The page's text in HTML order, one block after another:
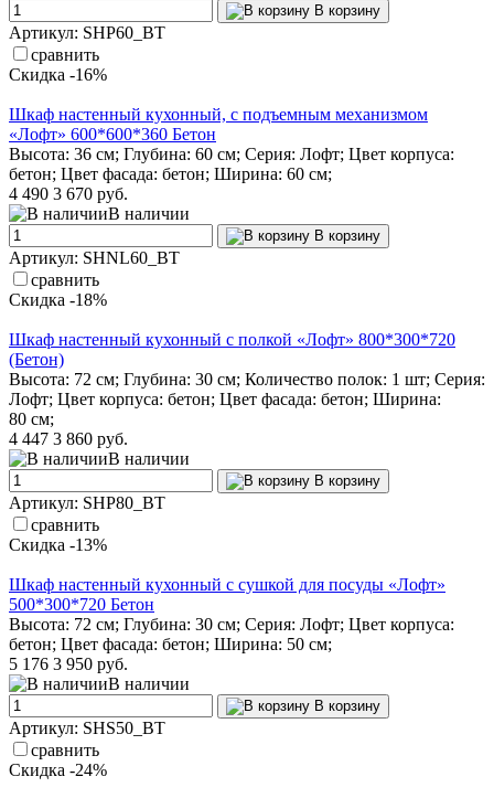
В корзину
Артикул: SHP60_BT
сравнить
Скидка -16%
Шкаф настенный кухонный, с подъемным механизмом
«Лофт» 600*600*360 Бетон
Высота: 36 см; Глубина: 60 см; Серия: Лофт; Цвет корпуса:
бетон; Цвет фасада: бетон; Ширина: 60 см;
4 490 3 670 руб.
В наличии
В корзину
Артикул: SHNL60_BT
сравнить
Скидка -18%
Шкаф настенный кухонный с полкой «Лофт» 800*300*720
(Бетон)
Высота: 72 см; Глубина: 30 см; Количество полок: 1 шт; Серия:
Лофт; Цвет корпуса: бетон; Цвет фасада: бетон; Ширина:
80 см;
4 447 3 860 руб.
В наличии
В корзину
Артикул: SHP80_BT
сравнить
Скидка -13%
Шкаф настенный кухонный с сушкой для посуды «Лофт»
500*300*720 Бетон
Высота: 72 см; Глубина: 30 см; Серия: Лофт; Цвет корпуса:
бетон; Цвет фасада: бетон; Ширина: 50 см;
5 176 3 950 руб.
В наличии
В корзину
Артикул: SHS50_BT
сравнить
Скидка -24%